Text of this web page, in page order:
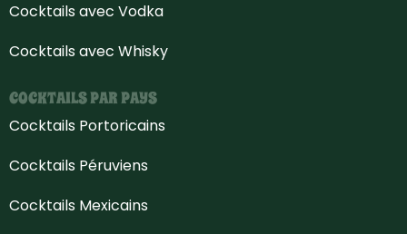
Cocktails avec Vodka
Cocktails avec Whisky
COCKTAILS PAR PAYS
Cocktails Portoricains
Cocktails Péruviens
Cocktails Mexicains